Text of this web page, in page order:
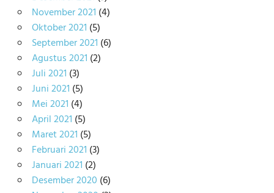
November 2021 (4)
Oktober 2021 (5)
September 2021 (6)
Agustus 2021 (2)
Juli 2021 (3)
Juni 2021 (5)
Mei 2021 (4)
April 2021 (5)
Maret 2021 (5)
Februari 2021 (3)
Januari 2021 (2)
Desember 2020 (6)